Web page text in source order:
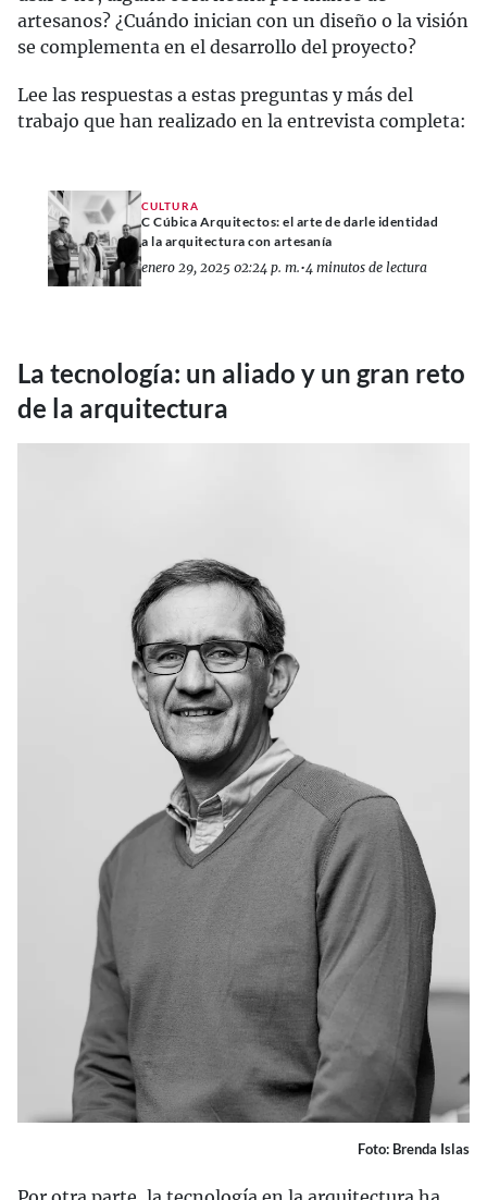
artesanos? ¿Cuándo inician con un diseño o la visión
se complementa en el desarrollo del proyecto?
Lee las respuestas a estas preguntas y más del
trabajo que han realizado en la entrevista completa:
CULTURA
C Cúbica Arquitectos: el arte de darle identidad
a la arquitectura con artesanía
enero 29, 2025 02:24 p. m.•4 minutos de lectura
La tecnología: un aliado y un gran reto
de la arquitectura
Foto: Brenda Islas